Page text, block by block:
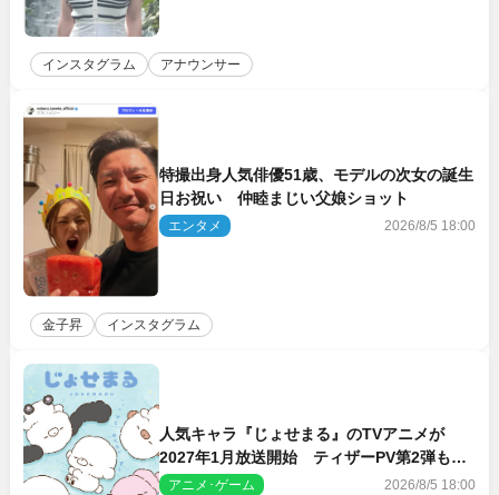
インスタグラム アナウンサー
特撮出身人気俳優51歳、モデルの次女の誕生
日お祝い 仲睦まじい父娘ショット
エンタメ 2026/8/5 18:00
金子昇 インスタグラム
人気キャラ『じょせまる』のTVアニメが
2027年1月放送開始 ティザーPV第2弾も解
禁に
アニメ･ゲーム 2026/8/5 18:00